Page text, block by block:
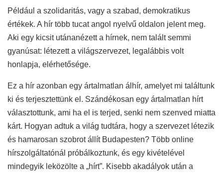
Például a szolidaritás, vagy a szabad, demokratikus
értékek. A hír több tucat angol nyelvű oldalon jelent meg.
Aki egy kicsit utánanézett a hírnek, nem talált semmi
gyanúsat: létezett a világszervezet, legalábbis volt
honlapja, elérhetősége.
Ez a hír azonban egy ártalmatlan álhír, amelyet mi találtunk
ki és terjesztettünk el. Szándékosan egy ártalmatlan hírt
választottunk, ami ha el is terjed, senki nem szenved miatta
kárt. Hogyan adtuk a világ tudtára, hogy a szervezet létezik
és hamarosan szobrot állít Budapesten? Több online
hírszolgáltatónál próbálkoztunk, és egy kivételével
mindegyik leközölte a „hírt”. Kisebb akadályok után a